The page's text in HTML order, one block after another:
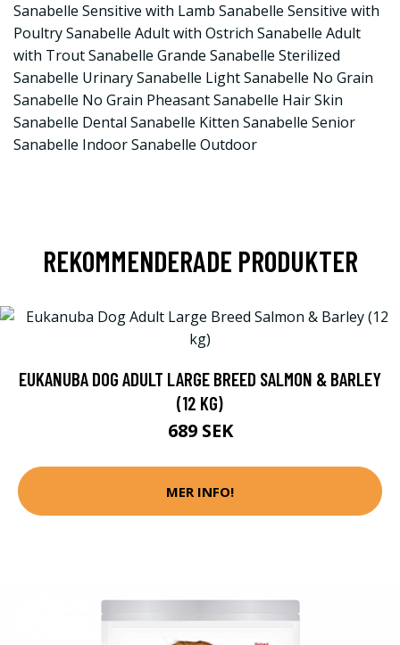
Sanabelle Sensitive with Lamb Sanabelle Sensitive with
Poultry Sanabelle Adult with Ostrich Sanabelle Adult
with Trout Sanabelle Grande Sanabelle Sterilized
Sanabelle Urinary Sanabelle Light Sanabelle No Grain
Sanabelle No Grain Pheasant Sanabelle Hair Skin
Sanabelle Dental Sanabelle Kitten Sanabelle Senior
Sanabelle Indoor Sanabelle Outdoor
REKOMMENDERADE PRODUKTER
EUKANUBA DOG ADULT LARGE BREED SALMON & BARLEY
(12 KG)
689 SEK
MER INFO!